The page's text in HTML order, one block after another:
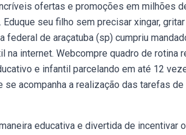
ofertas e promoções em milhões
seu filho sem precisar xingar,
federal de araçatuba (sp) cumpriu
na internet. Webcompre quadro de rotina
e infantil parcelando em até 12
acompanha a realização das tarefas
educativa e divertida de incentivar